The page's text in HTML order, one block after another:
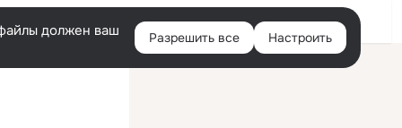
Войти
должен ваш
Разрешить все Настроить